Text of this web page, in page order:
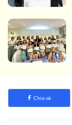
Chia sẻ